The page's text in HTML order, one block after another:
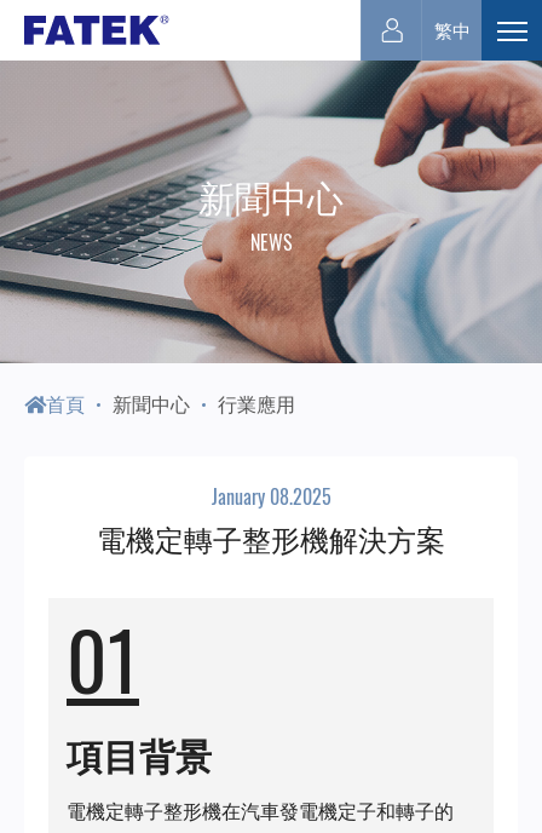
永
電
機
展
開
選
單
繁中
新聞中心
NEWS
首頁 新聞中心 行業應用
January 08.2025
電機定轉子整形機解決方案
01
項目背景
電機定轉子整形機在汽車發電機定子和轉子的